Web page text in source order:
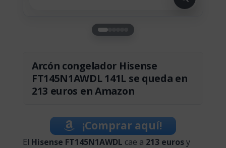
Arcón congelador Hisense
FT145N1AWDL 141L se queda en
213 euros en Amazon
¡Comprar aquí!
El Hisense FT145N1AWDL cae a 213 eurosy